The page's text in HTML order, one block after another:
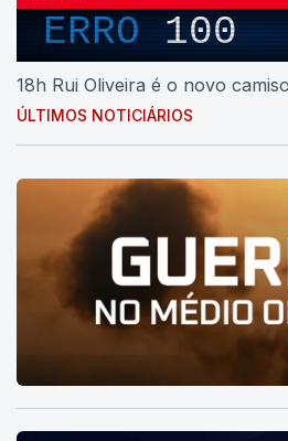
ERRO 100
18h Rui Oliveira é o novo
ÚLTIMOS NOTICIÁRIOS